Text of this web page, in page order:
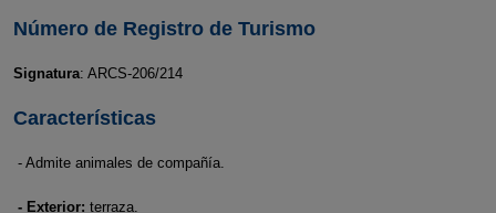
Número de Registro de Turismo
Signatura: ARCS-206/214
Características
- Admite animales de compañía.
- Exterior: terraza.